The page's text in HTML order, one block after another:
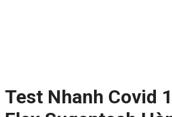
Test Nhanh Covid